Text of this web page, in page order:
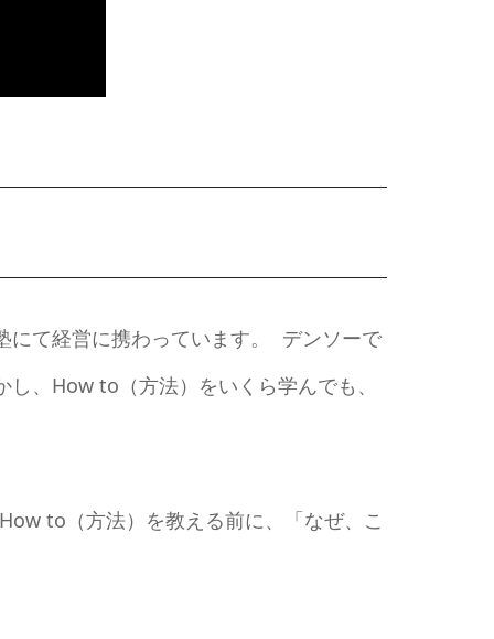
にて経営に携わっています。 デンソーで
、How to（方法）をいくら学んでも、
to（方法）を教える前に、「なぜ、こ